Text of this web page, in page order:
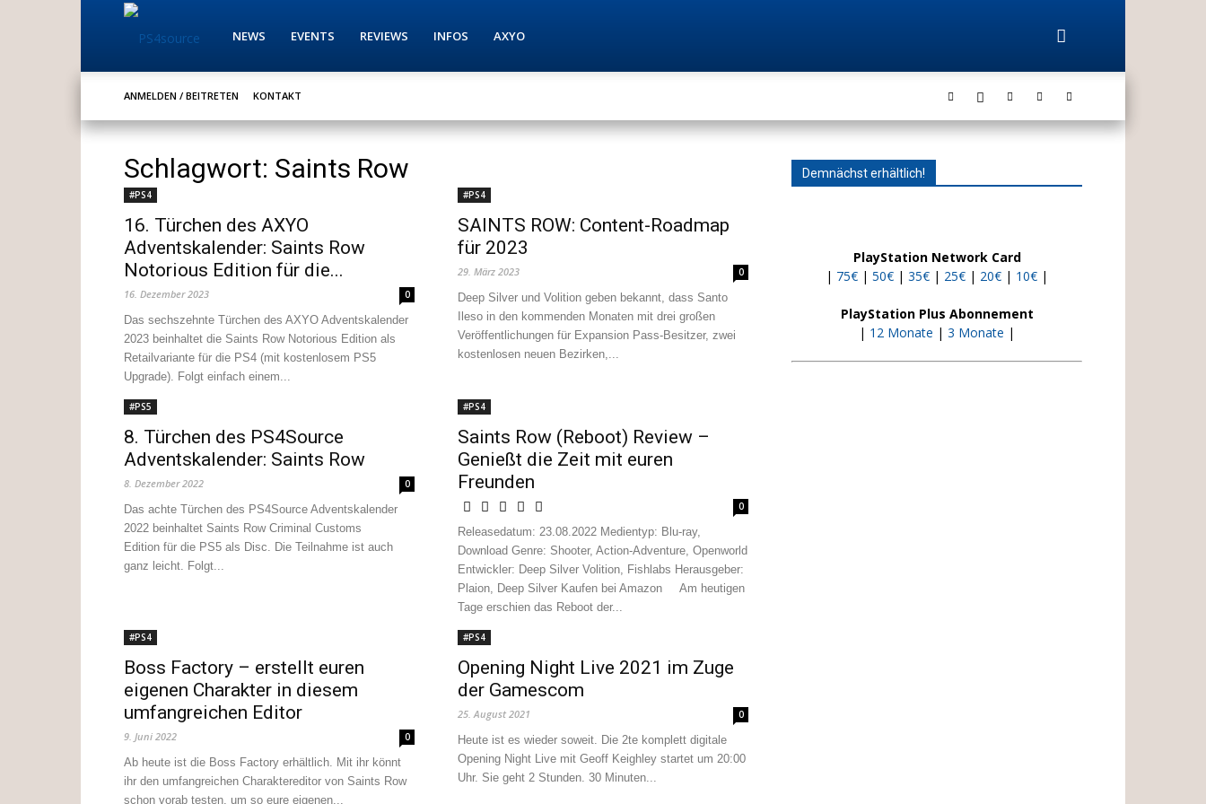
PS4source
NEWS EVENTS REVIEWS INFOS AXYO
ANMELDEN / BEITRETEN KONTAKT
Schlagwort: Saints Row
#PS4
16. Türchen des AXYO
Adventskalender: Saints Row
Notorious Edition für die...
16. Dezember 2023 0
Das sechszehnte Türchen des AXYO Adventskalender
2023 beinhaltet die Saints Row Notorious Edition als
Retailvariante für die PS4 (mit kostenlosem PS5
Upgrade). Folgt einfach einem...
#PS4
SAINTS ROW: Content-Roadmap
für 2023
29. März 2023 0
Deep Silver und Volition geben bekannt, dass Santo
Ileso in den kommenden Monaten mit drei großen
Veröffentlichungen für Expansion Pass-Besitzer, zwei
kostenlosen neuen Bezirken,...
#PS5
8. Türchen des PS4Source
Adventskalender: Saints Row
8. Dezember 2022 0
Das achte Türchen des PS4Source Adventskalender
2022 beinhaltet Saints Row Criminal Customs
Edition für die PS5 als Disc. Die Teilnahme ist auch
ganz leicht. Folgt...
#PS4
Saints Row (Reboot) Review –
Genießt die Zeit mit euren
Freunden
0
Releasedatum: 23.08.2022 Medientyp: Blu-ray,
Download Genre: Shooter, Action-Adventure, Openworld
Entwickler: Deep Silver Volition, Fishlabs Herausgeber:
Plaion, Deep Silver Kaufen bei Amazon Am heutigen
Tage erschien das Reboot der...
#PS4
Boss Factory – erstellt euren
eigenen Charakter in diesem
umfangreichen Editor
9. Juni 2022 0
Ab heute ist die Boss Factory erhältlich. Mit ihr könnt
ihr den umfangreichen Charaktereditor von Saints Row
schon vorab testen, um so eure eigenen...
#PS4
Opening Night Live 2021 im Zuge
der Gamescom
25. August 2021 0
Heute ist es wieder soweit. Die 2te komplett digitale
Opening Night Live mit Geoff Keighley startet um 20:00
Uhr. Sie geht 2 Stunden. 30 Minuten...
Demnächst erhältlich!
PlayStation Network Card
| 75€ | 50€ | 35€ | 25€ | 20€ | 10€ |
PlayStation Plus Abonnement
| 12 Monate | 3 Monate |